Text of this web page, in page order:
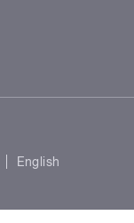
English